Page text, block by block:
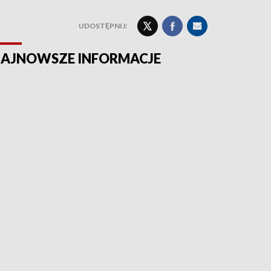
UDOSTĘPNIJ:
INFORMACJE